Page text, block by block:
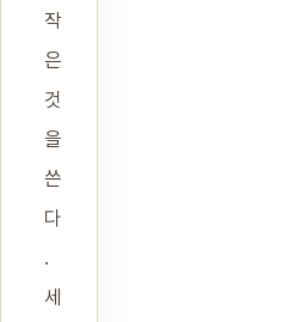
작
은
것
을
쓴
다
.
세